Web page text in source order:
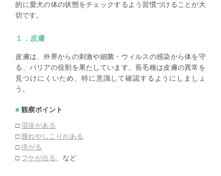
的に愛犬の体の状態をチェックするよう習慣づけることが大
切です。
１．皮膚
皮膚は、外界からの刺激や細菌・ウィルスの感染から体を守
る、バリアの役割を果たしています。長毛種は皮膚の異常を
見つけにくいため、特に意識して確認するようにしましょ
う。
観察ポイント
□湿疹がある
□ 腫れやしこりがある
□痒がる
□ フケが出る、など